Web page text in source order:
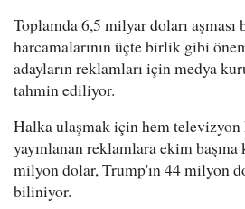
Toplamda 6,5 milyar doları aşması
harcamalarının üçte birlik gibi
adayların reklamları için medya
tahmin ediliyor.
Halka ulaşmak için hem televizyon
yayınlanan reklamlara ekim
milyon dolar, Trump'ın 44 milyon
biliniyor.